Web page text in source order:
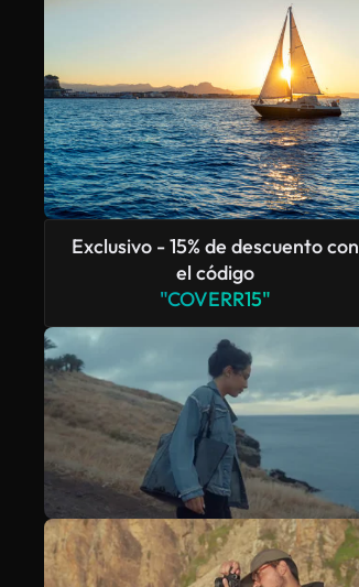
Exclusivo - 15% de descuento con
el código
"COVERR15"